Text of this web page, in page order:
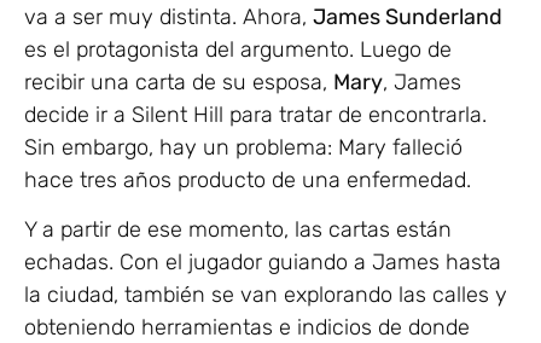
va a ser muy distinta. Ahora, James Sunderland
es el protagonista del argumento. Luego de
recibir una carta de su esposa, Mary, James
decide ir a Silent Hill para tratar de encontrarla.
Sin embargo, hay un problema: Mary falleció
hace tres años producto de una enfermedad.
Y a partir de ese momento, las cartas están
echadas. Con el jugador guiando a James hasta
la ciudad, también se van explorando las calles y
obteniendo herramientas e indicios de donde